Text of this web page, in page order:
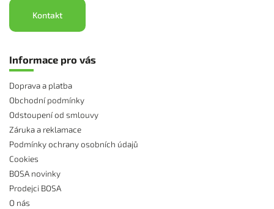
Kontakt
Informace pro vás
Doprava a platba
Obchodní podmínky
Odstoupení od smlouvy
Záruka a reklamace
Podmínky ochrany osobních údajů
Cookies
BOSA novinky
Prodejci BOSA
O nás